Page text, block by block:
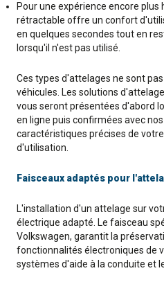
Pour une expérience encore
rétractable offre un confort
en quelques secondes tout en
lorsqu'il n'est pas utilisé.
Ces types d'attelages ne sont
véhicules. Les solutions
vous seront présentées d'abord
en ligne puis confirmées avec
caractéristiques précises de
d'utilisation.
Faisceaux adaptés pour
L'installation d'un attelage sur
électrique adapté. Le faisceau
Volkswagen, garantit la
fonctionnalités électroniques de
systèmes d'aide à la conduite et